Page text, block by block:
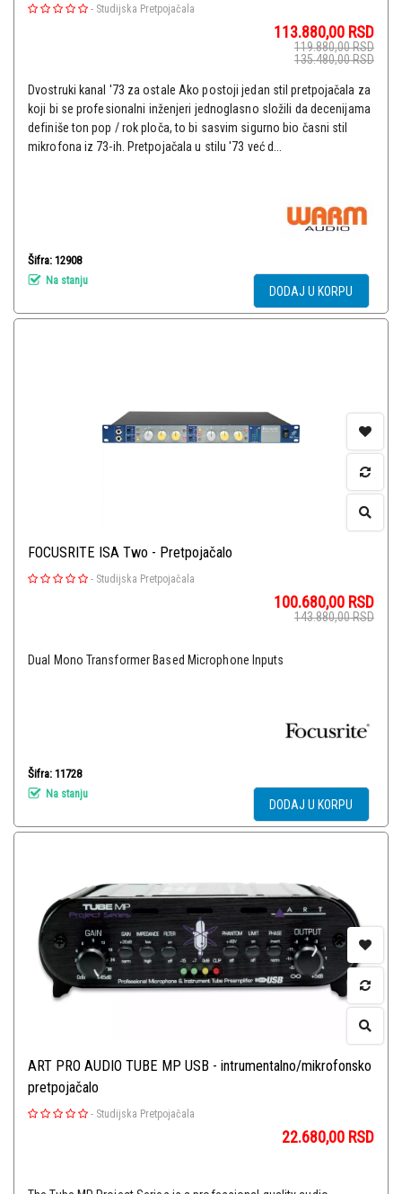
- Studijska Pretpojačala
113.880,00 RSD
119.880,00RSD
135.480,00RSD
Dvostruki kanal '73 za ostale Ako postoji jedan stil pretpojačala za
koji bi se profesionalni inženjeri jednoglasno složili da decenijama
definiše ton pop / rok ploča, to bi sasvim sigurno bio časni stil
mikrofona iz 73-ih. Pretpojačala u stilu '73 već d...
Šifra: 12908
Na stanju
DODAJ U KORPU
FOCUSRITE ISA Two - Pretpojačalo
- Studijska Pretpojačala
100.680,00 RSD
143.880,00RSD
Dual Mono Transformer Based Microphone Inputs
Šifra: 11728
Na stanju
DODAJ U KORPU
ART PRO AUDIO TUBE MP USB - intrumentalno/mikrofonsko
pretpojačalo
- Studijska Pretpojačala
22.680,00 RSD